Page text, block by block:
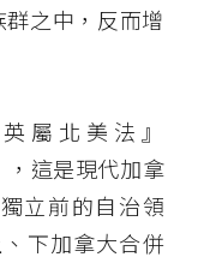
之中，反而增
屬北美法』
，這是現代加拿
立前的自治領
下加拿大合併